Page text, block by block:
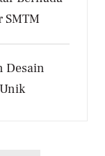
SMTM
Desain